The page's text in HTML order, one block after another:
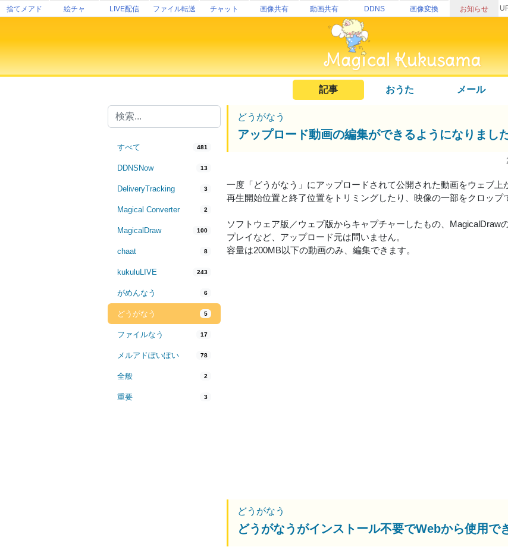
捨てメアド 絵チャ LIVE配信 ファイル転送 チャット 画像共有 動画共有 DDNS 画像変換 お知らせ
記事 おうた メール
すべて 481
DDNSNow 13
DeliveryTracking 3
Magical Converter 2
MagicalDraw 100
chaat 8
kukuluLIVE 243
がめんなう 6
どうがなう 5
ファイルなう 17
メルアドぽいぽい 78
全般 2
重要 3
どうがなう
アップロード動画の編集ができるようになりまし
一度「どうがなう」にアップロードされて公開された動画をウェブ上
再生開始位置と終了位置をトリミングしたり、映像の一部をクロップ
ソフトウェア版／ウェブ版からキャプチャーしたもの、MagicalDraw
プレイなど、アップロード元は問いません。
容量は200MB以下の動画のみ、編集できます。
どうがなう
どうがなうがインストール不要でWebから使用で